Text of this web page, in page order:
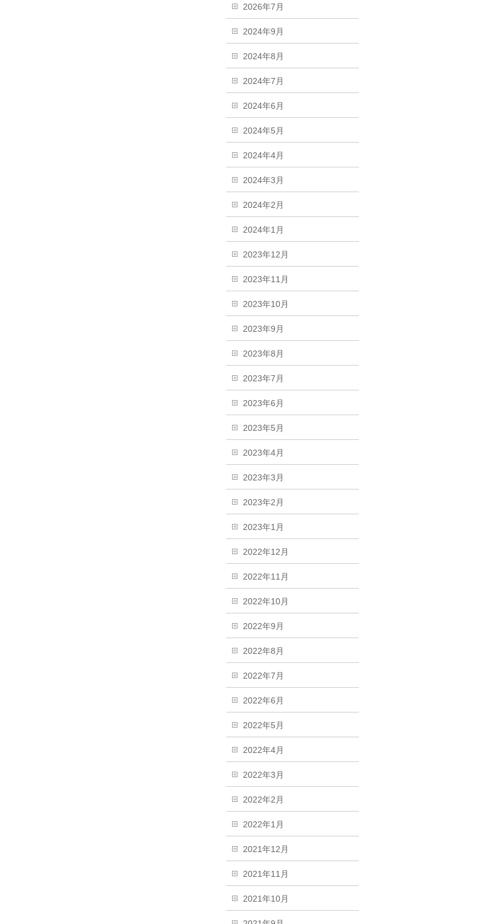
2026年7月
2024年9月
2024年8月
2024年7月
2024年6月
2024年5月
2024年4月
2024年3月
2024年2月
2024年1月
2023年12月
2023年11月
2023年10月
2023年9月
2023年8月
2023年7月
2023年6月
2023年5月
2023年4月
2023年3月
2023年2月
2023年1月
2022年12月
2022年11月
2022年10月
2022年9月
2022年8月
2022年7月
2022年6月
2022年5月
2022年4月
2022年3月
2022年2月
2022年1月
2021年12月
2021年11月
2021年10月